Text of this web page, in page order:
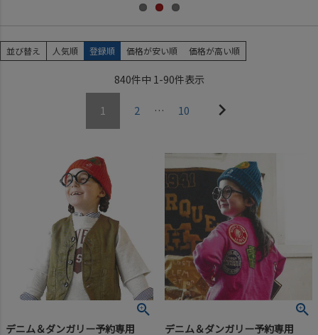
並び替え 人気順 登録順 価格が安い順 価格が高い順
840件中 1-90件表示
1 2 … 10
デニム＆ダンガリー予約専用 デニム＆ダンガリー予約専用